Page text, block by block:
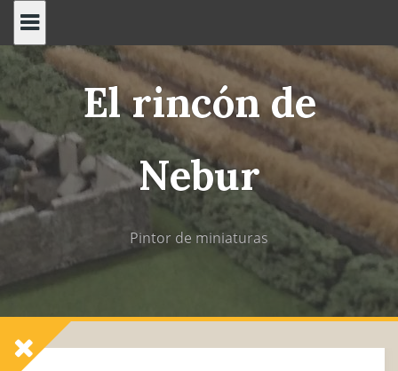
contenido
El rincón de
Nebur
Pintor de miniaturas